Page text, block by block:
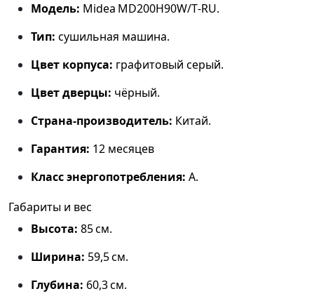
Модель: Midea MD200H90W/T‑RU.
Тип: сушильная машина.
Цвет корпуса: графитовый серый.
Цвет дверцы: чёрный.
Страна‑производитель: Китай.
Гарантия: 12 месяцев
Класс энергопотребления: A.
Габариты и вес
Высота: 85 см.
Ширина: 59,5 см.
Глубина: 60,3 см.